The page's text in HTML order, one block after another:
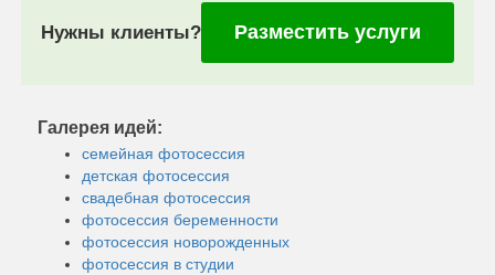
Нужны клиенты? Разместить услуги
Галерея идей:
семейная фотосессия
детская фотосессия
свадебная фотосессия
фотосессия беременности
фотосессия новорожденных
фотосессия в студии